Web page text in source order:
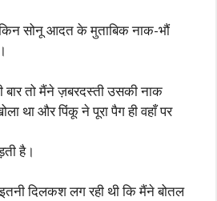
सोनू आदत के मुताबिक नाक-भौं
बार तो मैंने ज़बरदस्ती उसकी नाक
था और पिंकू ने पूरा पैग ही वहाँ पर
है।
दिलकश लग रही थी कि मैंने बोतल